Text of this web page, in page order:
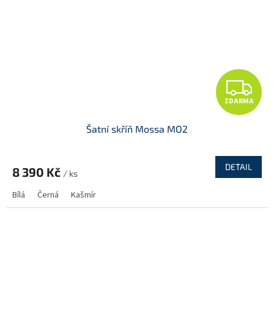
Z
D
R
A
ZDARMA
Šatní skříň Mossa MO2
8 390 Kč / ks
DETAIL
Bílá Černá Kašmír